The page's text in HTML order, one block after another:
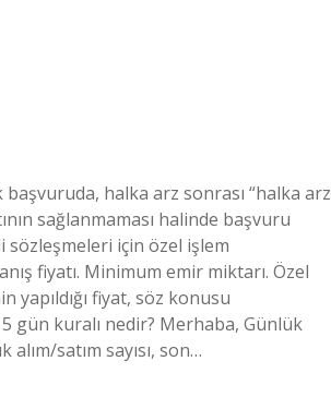
başvuruda, halka arz sonrası “halka arz
sağlanmaması halinde başvuru
sözleşmeleri için özel işlem
fiyatı. Minimum emir miktarı. Özel
yapıldığı fiyat, söz konusu
gün kuralı nedir? Merhaba, Günlük
satım sayısı, son…